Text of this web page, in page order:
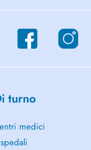
turno
medici